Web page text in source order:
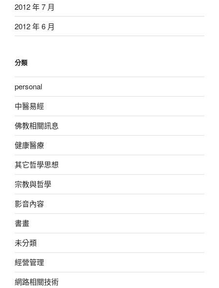
2012 年 7 月
2012 年 6 月
分類
personal
中醫易經
佛教相關訊息
健康醫療
其它哲學思想
宗教與哲學
影音內容
書畫
未分類
經營管理
網路相關技術